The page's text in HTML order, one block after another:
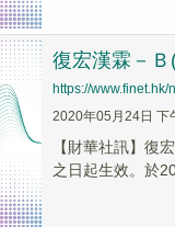
復宏漢霖－
https://
2020年05月24日 下
【財華社訊】復
之日起生效。於